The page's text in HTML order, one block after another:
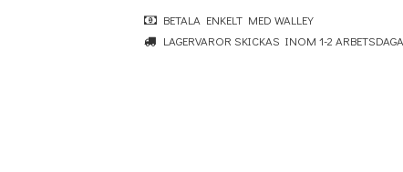
BETALA ENKELT MED WALLEY
LAGERVAROR SKICKAS INOM 1-2